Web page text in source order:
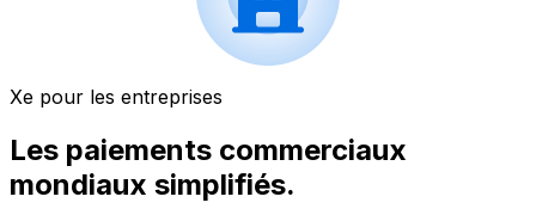
Xe pour les entreprises
Les paiements commerciaux
mondiaux simplifiés.